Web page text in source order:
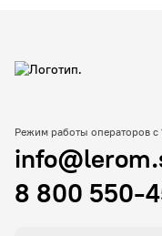
Режим работы операторов с
8 800 550-